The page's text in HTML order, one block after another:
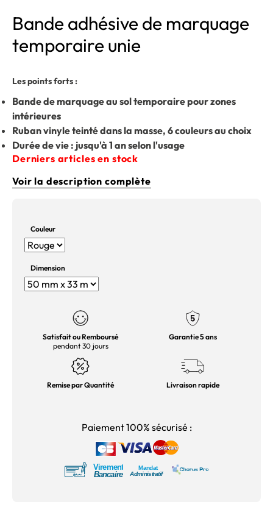
Bande adhésive de marquage
temporaire unie
Les points forts :
Bande de marquage au sol temporaire pour zones
intérieures
Ruban vinyle teinté dans la masse, 6 couleurs au choix
Durée de vie : jusqu'à 1 an selon l'usage
Derniers articles en stock
Voir la description complète
Couleur
Dimension
Satisfait ou Remboursé
pendant 30 jours
Garantie 5 ans
Remise par Quantité Livraison rapide
Paiement 100% sécurisé :